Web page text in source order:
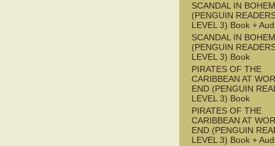
SCANDAL IN
(PENGUIN
LEVEL 3) Book +
SCANDAL IN
(PENGUIN
LEVEL 3) Book
PIRATES OF THE
CARIBBEAN AT
END (PENGUIN
LEVEL 3) Book
PIRATES OF THE
CARIBBEAN AT
END (PENGUIN
LEVEL 3) Book +